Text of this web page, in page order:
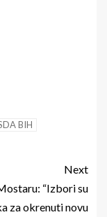
BIH
Next
“Izbori su
za okrenuti novu